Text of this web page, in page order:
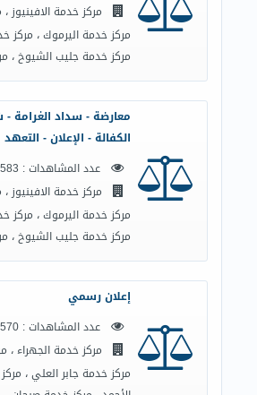
مركز خدمة الافينيوز
مركز خدمة اليرموك ، مركز
مركز خدمة جليب الشيوخ ،
معارضة - سداد الغرامة
الكفالة - الإعلان - التعهد
عدد المشاهدات : 29583
مركز خدمة الافينيوز
مركز خدمة اليرموك ، مركز
مركز خدمة جليب الشيوخ ،
إعلان رسمي
عدد المشاهدات : 51570
مركز خدمة الجهراء ،
مركز خدمة جابر العلي ،